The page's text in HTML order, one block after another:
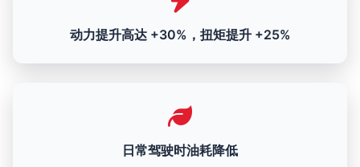
动力提升高达 +30%，扭矩提升 +25%
日常驾驶时油耗降低